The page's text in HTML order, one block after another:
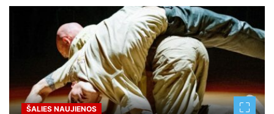
ŠALIES NAUJIENOS